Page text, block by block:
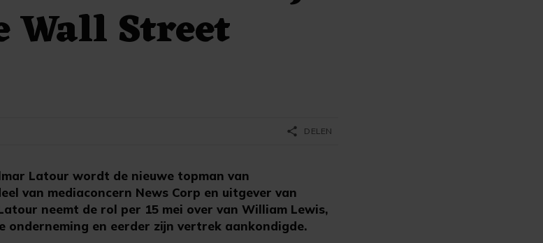
Wall Street
Latour wordt de nieuwe topman van
van mediaconcern News Corp en uitgever van
neemt de rol per 15 mei over van William Lewis,
onderneming en eerder zijn vertrek aankondigde.
share DELEN